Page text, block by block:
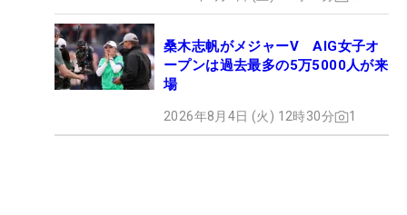
桑木志帆がメジャーV AIG女子オ
ープンは過去最多の5万5000人が来
場
2026年8月4日 (火) 12時30分 1